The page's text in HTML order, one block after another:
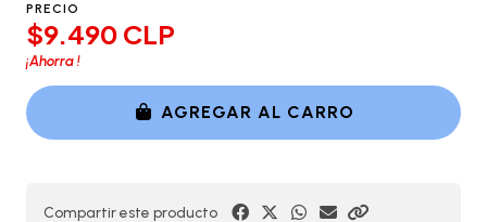
PRECIO
$9.490 CLP
¡Ahorra!
AGREGAR AL CARRO
Compartir este producto